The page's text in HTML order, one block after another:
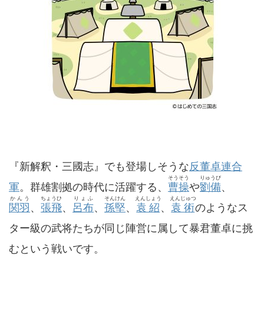
『新解釈・三國志』でも登場しそうな反董卓連合
軍。群雄割拠の時代に活躍する、 曹操
そうそう
や劉備
りゅうび
、
関羽
かんう
、 張飛
ちょうひ
、 呂布
りょふ
、 孫堅
そんけん
、 袁紹
えんしょう
、 袁術
えんじゅつ
のようなス
ター級の武将たちが同じ陣営に属して暴君董卓に挑
むという戦いです。